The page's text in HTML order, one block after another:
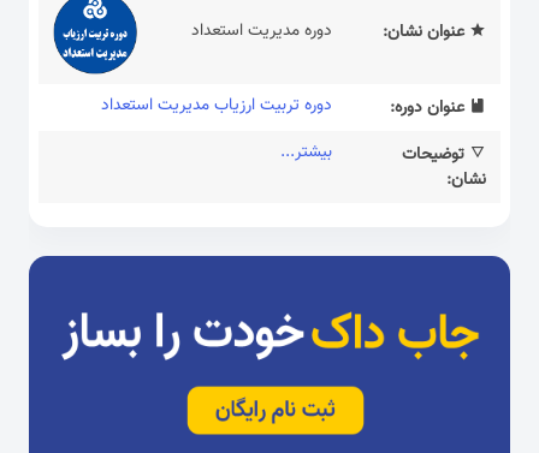
عنوان نشان: دوره مدیریت استعداد
عنوان دوره:
دوره تربیت ارزیاب مدیریت استعداد
توضیحات
نشان:
بیشتر...